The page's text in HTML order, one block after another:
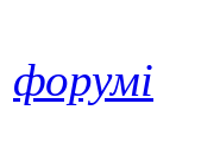
форумі